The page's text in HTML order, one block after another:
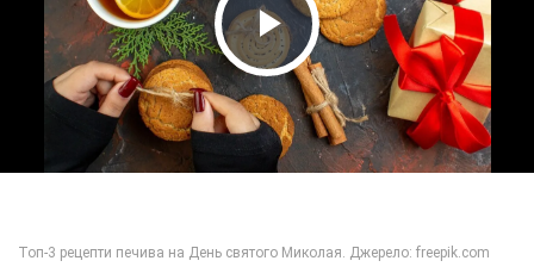
Play Video